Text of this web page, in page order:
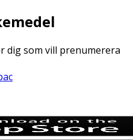
dig som vill prenumerera